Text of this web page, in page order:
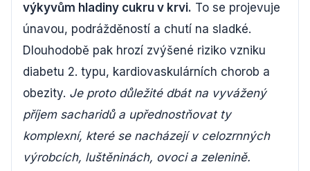
výkyvům hladiny cukru v krvi. To se projevuje
únavou, podrážděností a chutí na sladké.
Dlouhodobě pak hrozí zvýšené riziko vzniku
diabetu 2. typu, kardiovaskulárních chorob a
obezity. Je proto důležité dbát na vyvážený
příjem sacharidů a upřednostňovat ty
komplexní, které se nacházejí v celozrnných
výrobcích, luštěninách, ovoci a zelenině.